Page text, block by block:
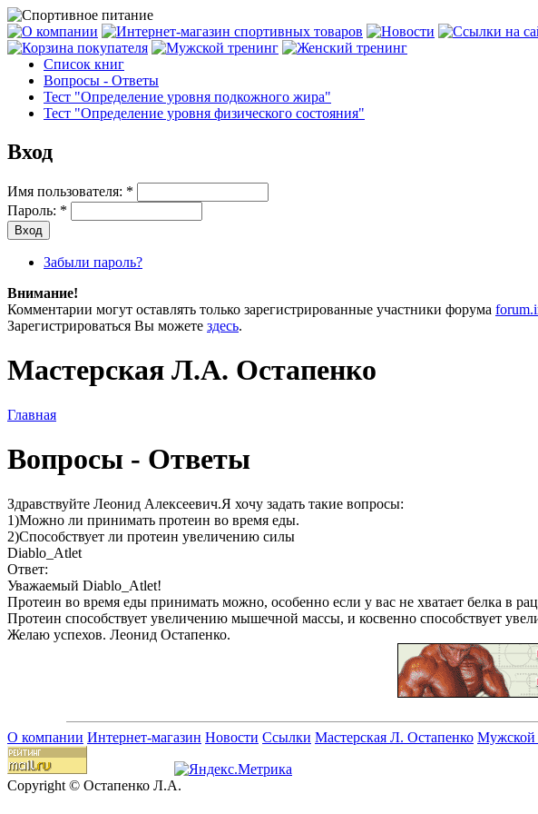
Список книг
Вопросы - Ответы
Тест "Определение уровня подкожного жира"
Тест "Определение уровня физического состояния"
Вход
Имя пользователя: *
Пароль: *
Забыли пароль?
Внимание!
Комментарии могут оставлять только зарегистрированные участники форума
Зарегистрироваться Вы можете здесь.
Мастерская Л.А. Остапенко
Главная
Вопросы - Ответы
Здравствуйте Леонид Алексеевич.Я хочу задать такие вопросы:
1)Можно ли принимать протеин во время еды.
2)Способствует ли протеин увеличению силы
Diablo_Atlet
Ответ:
Уважаемый Diablo_Atlet!
Протеин во время еды принимать можно, особенно если у вас не хватает белка
Протеин способствует увеличению мышечной массы, и косвенно способствует
Желаю успехов. Леонид Остапенко.
О компании Интернет-магазин Новости Ссылки Мастерская Л. Остапенко Мужской
Copyright © Остапенко Л.А.